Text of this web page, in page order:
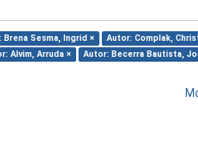
Brena Sesma, Ingrid ×
Autor: Complak,
Alvim, Arruda ×
Autor: Becerra Bautista,